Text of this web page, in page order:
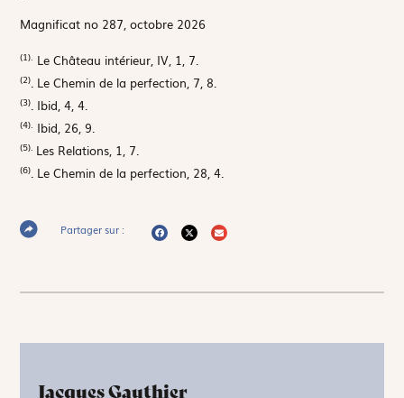
Magnificat no 287, octobre 2026
(1). Le Château intérieur, IV, 1, 7.
(2) . Le Chemin de la perfection, 7, 8.
(3) . Ibid, 4, 4.
(4). Ibid, 26, 9.
(5). Les Relations, 1, 7.
(6) . Le Chemin de la perfection, 28, 4.
Partager sur :
Jacques Gauthier